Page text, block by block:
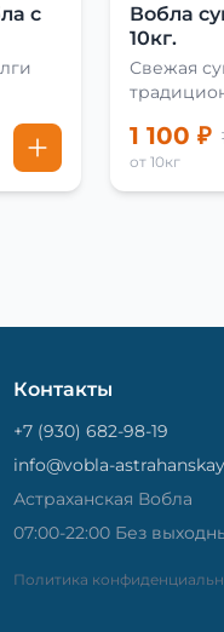
с
Вобла
10кг.
Свежая
1 100 ₽
от 10кг
Контакты
+7 (930) 682-98-19
info@vobla-
Астраханская Вобла
07:00-22:00 Без
Политика